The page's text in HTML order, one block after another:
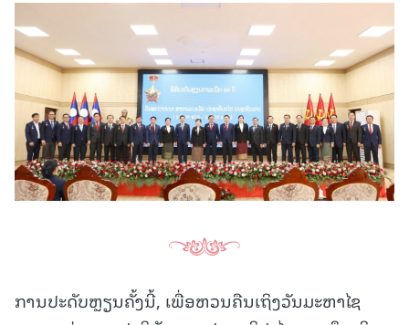
ການປະດັບຫຼຽນຄັ້ງນີ້, ເພື່ອຫວນຄືນເຖິງວັນມະຫາໄຊ